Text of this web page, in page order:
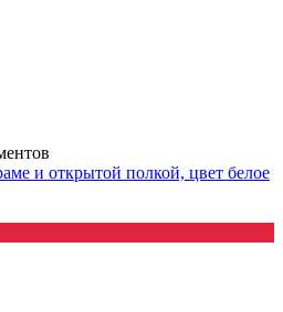
и открытой полкой, цвет белое